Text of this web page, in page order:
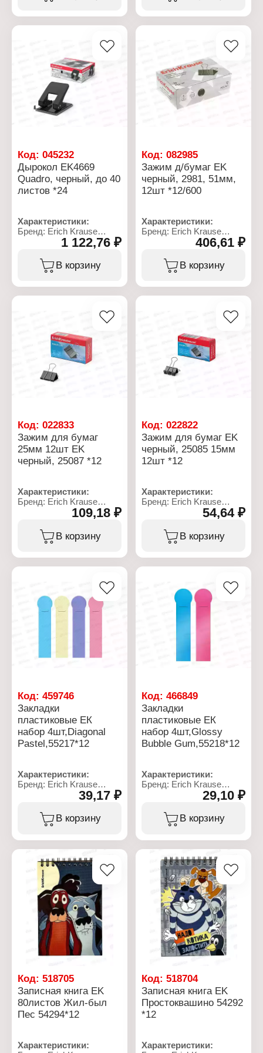
Размер: 20,4х14,9 см
пробиваемых отверстий:
Диаметр пробиваемого
отверстия: 6 мм
Расстояние между
отверстиями: 8 мм
Код: 045232
Дырокол EK4669
Quadro, черный, до 40
листов *24
Характеристики:
Бренд: Erich Krause
Артикул: 4669
Коллекция: "Quadro"
Тип товара: Дырокол
Особенность: с линейкой
пробиваемых отверстий:
Диаметр пробиваемого
отверстия: 6 мм
Расстояние между
отверстиями: 8 см
1 122,76 ₽
В корзину
Код:082985
Зажим д/бумаг EK
черный, 2981, 51мм,
12шт *12/600
Характеристики:
Бренд: Erich Krause
Артикул: 2981
Тип товара: Зажим для
бумаг
Цвет: черный
406,61 ₽
В корзину
Код: 022833
Зажим для бумаг
25мм 12шт EK
черный, 25087 *12
Характеристики:
Бренд: Erich Krause
Артикул: 25087
Тип товара: Зажим для
бумаг
Цвет: черный
109,18 ₽
В корзину
Код:022822
Зажим для бумаг EK
черный, 25085 15мм
12шт *12
Характеристики:
Бренд: Erich Krause
Артикул: 25085
Тип товара: Зажим для
бумаг
Цвет: черный
Материал: металл
54,64 ₽
В корзину
Код: 459746
Закладки
пластиковые EК
набор 4шт,Diagonal
Pastel,55217*12
Характеристики:
Бренд: Erich Krause
Артикул: 55217
Коллекция: "Diagonal
Pastel"
Тип товара: Закладки
Текстура: диагональ
Материал: полипропилен
39,17 ₽
В корзину
Код:466849
Закладки
пластиковые EК
набор 4шт,Glossy
Bubble Gum,55218*12
Характеристики:
Бренд: Erich Krause
Артикул: 55218
Коллекция: "Bubble Gum"
Тип товара: Закладки
Цвет: голубой, розовый
Текстура: зеркало
Материал: полипропилен
29,10 ₽
В корзину
Код: 518705
Записная книга EK
80листов Жил-был
Пес 54294*12
Характеристики:
Код:518704
Записная книга EK
Простоквашино 54292
*12
Характеристики: